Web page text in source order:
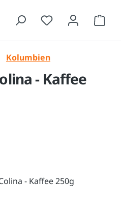
Kolumbien
- Kaffee